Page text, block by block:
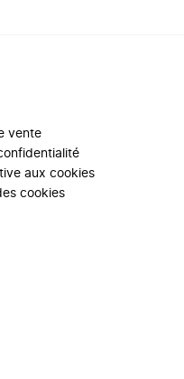
vente
aux cookies
cookies